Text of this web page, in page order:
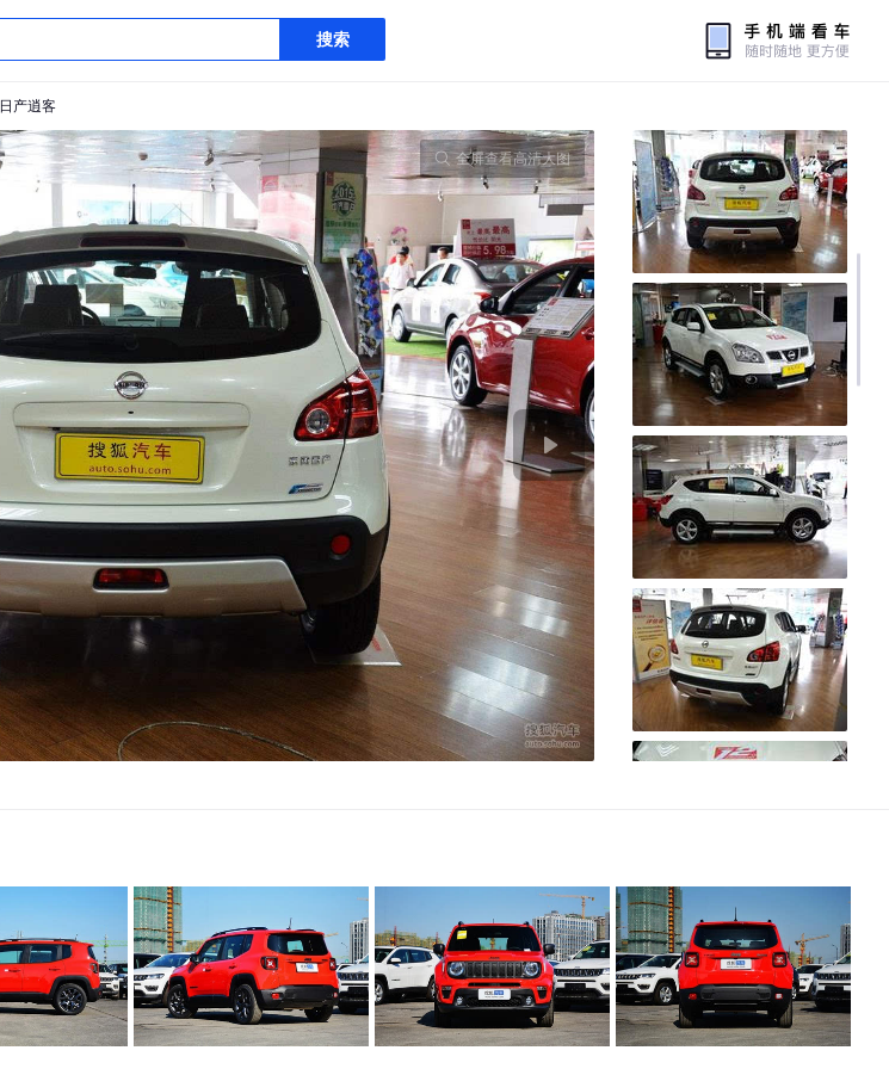
搜索
日产逍客
全屏查看高清大图